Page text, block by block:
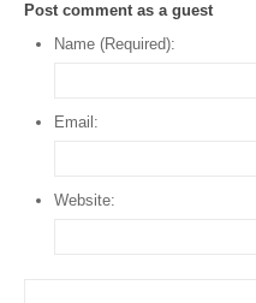
Post comment as a guest
Name (Required):
Email:
Website: